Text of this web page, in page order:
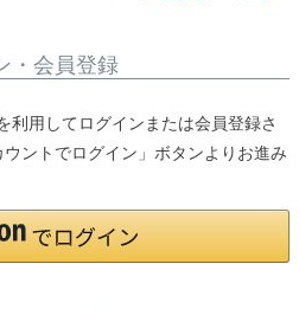
・会員登録
利用してログインまたは会員登録さ
ントでログイン」ボタンよりお進み